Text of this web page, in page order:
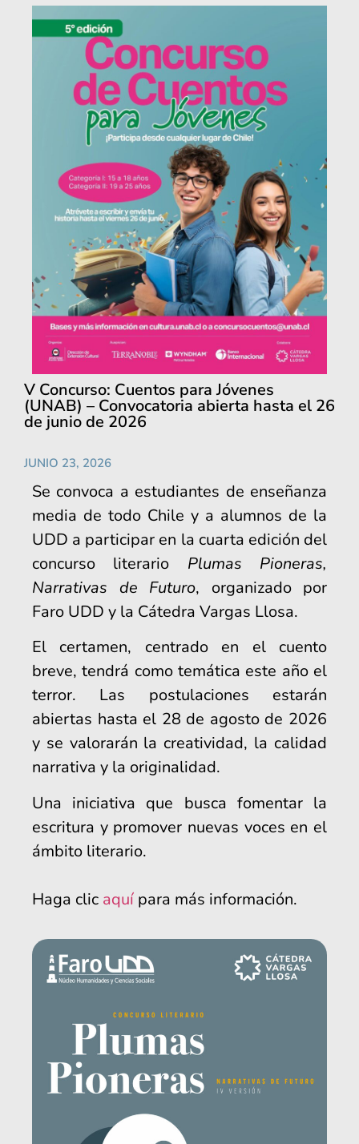
V Concurso: Cuentos para Jóvenes
(UNAB) – Convocatoria abierta hasta el 26
de junio de 2026
JUNIO 23, 2026
Se convoca a estudiantes de enseñanza
media de todo Chile y a alumnos de la
UDD a participar en la cuarta edición del
concurso literario Plumas Pioneras,
Narrativas de Futuro, organizado por
Faro UDD y la Cátedra Vargas Llosa.
El certamen, centrado en el cuento
breve, tendrá como temática este año el
terror. Las postulaciones estarán
abiertas hasta el 28 de agosto de 2026
y se valorarán la creatividad, la calidad
narrativa y la originalidad.
Una iniciativa que busca fomentar la
escritura y promover nuevas voces en el
ámbito literario.
Haga clic aquí para más información.